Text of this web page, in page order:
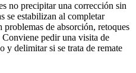
no precipitar una corrección sin
se estabilizan al completar
problemas de absorción, retoques
pedir una visita de
y delimitar si se trata de remate